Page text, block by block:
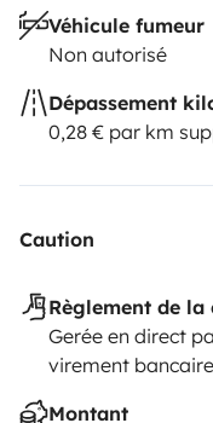
Véhicule fumeur
Non autorisé
Dépassement
0,28 € par km
Caution
Règlement de la
Gerée en direct
virement bancaire
Montant